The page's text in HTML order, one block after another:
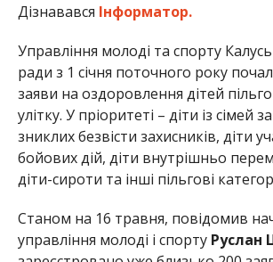
Дізнавався Інформатор.
Управління молоді та спорту
ради з 1 січня поточного року
заяви на оздоровлення дітей
улітку. У пріоритеті – діти із сімей
зниклих безвісти захисників, діти
бойових дій, діти внутрішньо
діти-сироти та інші пільгові
Станом на 16 травня, повідомив
управління молоді і спорту Руслан